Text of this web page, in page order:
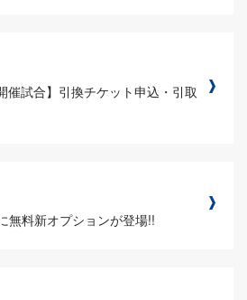
催試合】引換チケット申込・引取
無料新オプションが登場!!